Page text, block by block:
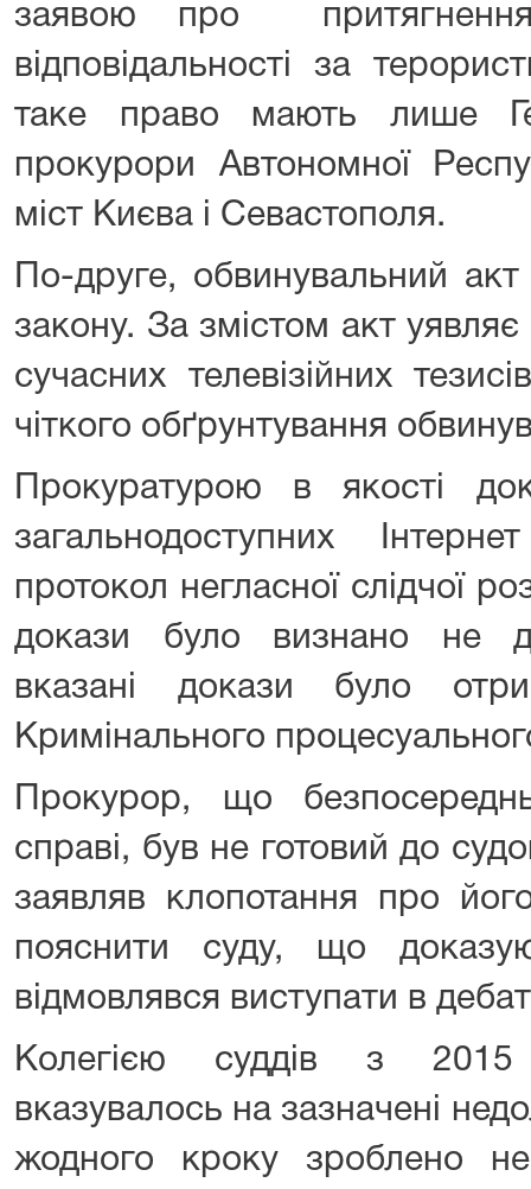
заявою про
відповідальності за
таке право мають лише
прокурори Автономної
міст Києва і Севастополя.
По-друге, обвинувальний
закону. За змістом акт
сучасних телевізійних
чіткого обґрунтування
Прокуратурою в якості
загальнодоступних
протокол негласної слідчої
докази було визнано не
вказані докази було
Кримінального
Прокурор, що
справі, був не готовий до
заявляв клопотання про
пояснити суду, що
відмовлявся виступати в
Колегією суддів з 2015
вказувалось на зазначені
жодного кроку зроблено